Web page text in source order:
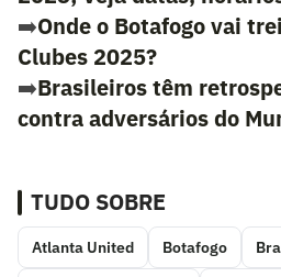
➡️Onde o Botafogo vai
Clubes 2025?
➡️Brasileiros têm
contra adversários do
TUDO SOBRE
Atlanta United Botafogo